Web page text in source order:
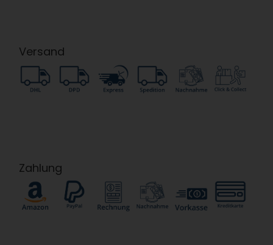
Versand
Zahlung